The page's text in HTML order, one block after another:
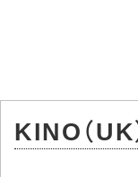
KINO（UK